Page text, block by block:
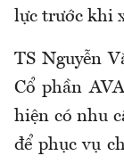
lực trước khi
TS Nguyễn
Cổ phần
hiện có nhu
để phục vụ